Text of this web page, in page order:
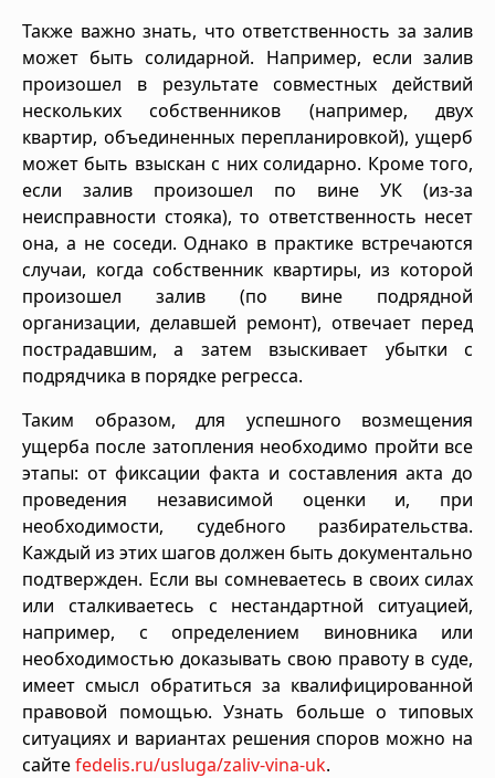
Также важно знать, что ответственность за залив
может быть солидарной. Например, если залив
произошел в результате совместных действий
нескольких собственников (например, двух
квартир, объединенных перепланировкой), ущерб
может быть взыскан с них солидарно. Кроме того,
если залив произошел по вине УК (из-за
неисправности стояка), то ответственность несет
она, а не соседи. Однако в практике встречаются
случаи, когда собственник квартиры, из которой
произошел залив (по вине подрядной
организации, делавшей ремонт), отвечает перед
пострадавшим, а затем взыскивает убытки с
подрядчика в порядке регресса.
Таким образом, для успешного возмещения
ущерба после затопления необходимо пройти все
этапы: от фиксации факта и составления акта до
проведения независимой оценки и, при
необходимости, судебного разбирательства.
Каждый из этих шагов должен быть документально
подтвержден. Если вы сомневаетесь в своих силах
или сталкиваетесь с нестандартной ситуацией,
например, с определением виновника или
необходимостью доказывать свою правоту в суде,
имеет смысл обратиться за квалифицированной
правовой помощью. Узнать больше о типовых
ситуациях и вариантах решения споров можно на
сайтеfedelis.ru/usluga/zaliv-vina-uk.